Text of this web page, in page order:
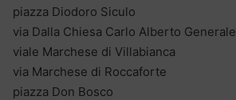
piazza Diodoro Siculo
via Dalla Chiesa Carlo Alberto Generale
viale Marchese di Villabianca
via Marchese di Roccaforte
piazza Don Bosco